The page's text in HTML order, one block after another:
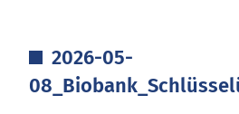
KARRIERE
2026-05-